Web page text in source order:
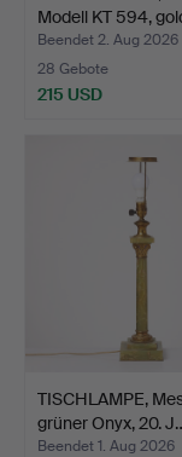
Modell KT 594,
Beendet 2. Aug 2026
28 Gebote
215 USD
TISCHLAMPE,
grüner Onyx, 20.
Beendet 1. Aug 2026